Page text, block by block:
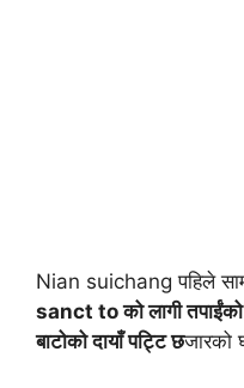
Nian suichang पहिले
sanct to को लागी
बाटोको दायाँ पट्टि छजारको